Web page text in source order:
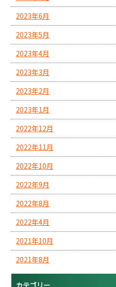
2023年6月
2023年5月
2023年4月
2023年3月
2023年2月
2023年1月
2022年12月
2022年11月
2022年10月
2022年9月
2022年8月
2022年4月
2021年10月
2021年8月
カテゴリー